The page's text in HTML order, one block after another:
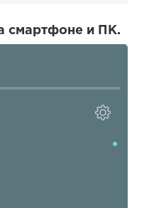
смартфоне и ПК.